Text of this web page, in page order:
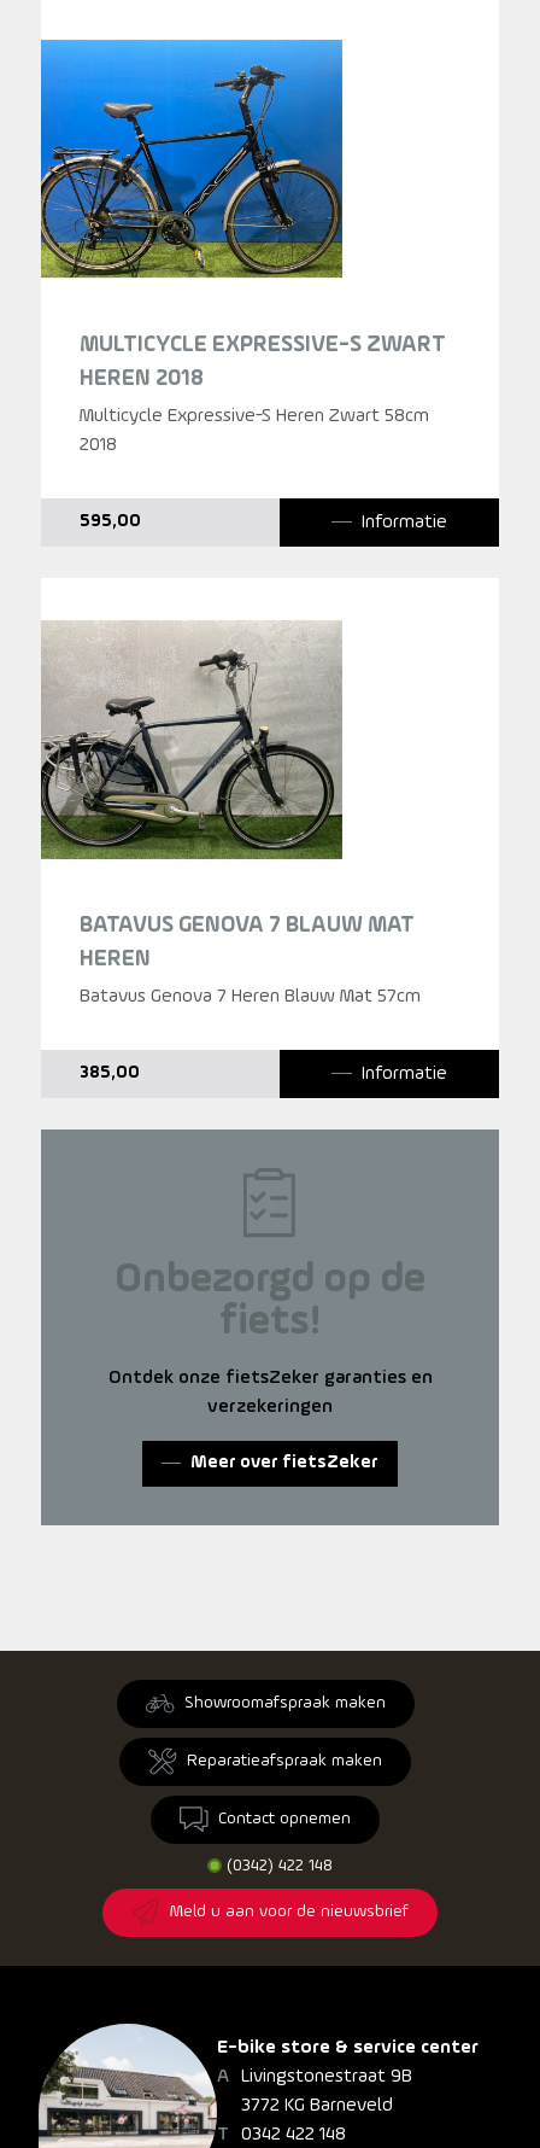
MULTICYCLE EXPRESSIVE-S ZWART
HEREN 2018
Multicycle Expressive-S Heren Zwart 58cm
2018
595,00 Informatie
BATAVUS GENOVA 7 BLAUW MAT
HEREN
Batavus Genova 7 Heren Blauw Mat 57cm
385,00 Informatie
Onbezorgd op de
fiets!
Ontdek onze fietsZeker garanties en
verzekeringen
Meer over fietsZeker
Showroomafspraak maken
Reparatieafspraak maken
Contact opnemen
(0342) 422 148
Meld u aan voor de nieuwsbrief
E-bike store & service center
Livingstonestraat 9B
3772 KG Barneveld
0342 422 148